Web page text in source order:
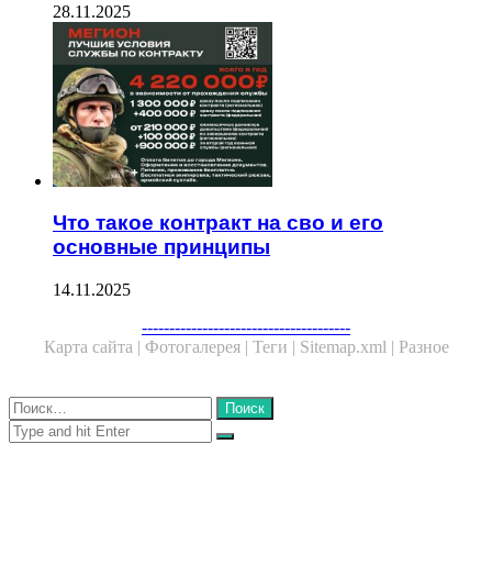
28.11.2025
Что такое контракт на сво и его
основные принципы
14.11.2025
--------------------------------------
Карта сайта | Фотогалерея | Теги | Sitemap.xml | Разное
Close
Найти:
Close
Search